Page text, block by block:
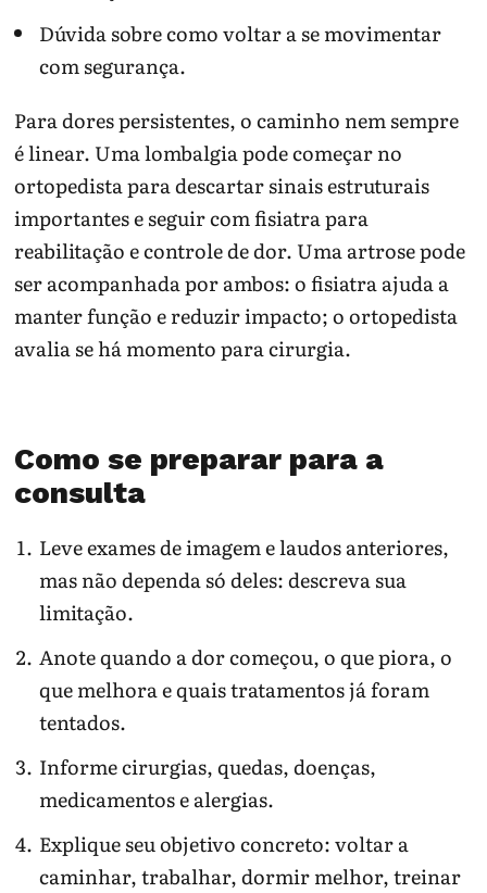
Dúvida sobre como voltar a se movimentar
com segurança.
Para dores persistentes, o caminho nem sempre
é linear. Uma lombalgia pode começar no
ortopedista para descartar sinais estruturais
importantes e seguir com fisiatra para
reabilitação e controle de dor. Uma artrose pode
ser acompanhada por ambos: o fisiatra ajuda a
manter função e reduzir impacto; o ortopedista
avalia se há momento para cirurgia.
Como se preparar para a
consulta
Leve exames de imagem e laudos anteriores,
mas não dependa só deles: descreva sua
limitação.
Anote quando a dor começou, o que piora, o
que melhora e quais tratamentos já foram
tentados.
Informe cirurgias, quedas, doenças,
medicamentos e alergias.
Explique seu objetivo concreto: voltar a
caminhar, trabalhar, dormir melhor, treinar